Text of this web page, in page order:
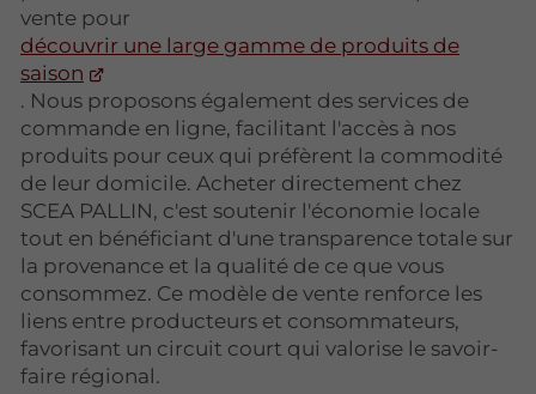
vente pour
découvrir une large gamme de produits de
saison
. Nous proposons également des services de
commande en ligne, facilitant l'accès à nos
produits pour ceux qui préfèrent la commodité
de leur domicile. Acheter directement chez
SCEA PALLIN, c'est soutenir l'économie locale
tout en bénéficiant d'une transparence totale sur
la provenance et la qualité de ce que vous
consommez. Ce modèle de vente renforce les
liens entre producteurs et consommateurs,
favorisant un circuit court qui valorise le savoir-
faire régional.